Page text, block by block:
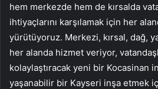
hem merkezde hem de kırsalda
ihtiyaçlarını karşılamak için her
yürütüyoruz. Merkezi, kırsal, dağ,
her alanda hizmet veriyor,
kolaylaştıracak yeni bir Kocasinan
yaşanabilir bir Kayseri inşa etmek